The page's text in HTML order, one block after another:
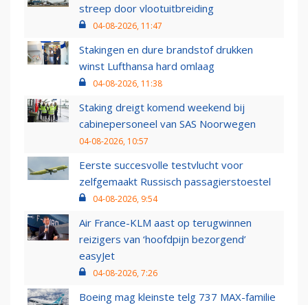
streep door vlootuitbreiding
04-08-2026, 11:47
Stakingen en dure brandstof drukken
winst Lufthansa hard omlaag
04-08-2026, 11:38
Staking dreigt komend weekend bij
cabinepersoneel van SAS Noorwegen
04-08-2026, 10:57
Eerste succesvolle testvlucht voor
zelfgemaakt Russisch passagierstoestel
04-08-2026, 9:54
Air France-KLM aast op terugwinnen
reizigers van ‘hoofdpijn bezorgend’
easyJet
04-08-2026, 7:26
Boeing mag kleinste telg 737 MAX-familie